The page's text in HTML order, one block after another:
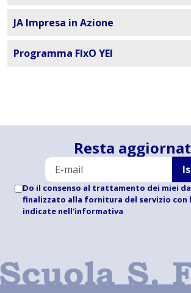
JA Impresa in Azione
Programma FIxO YEI
Resta
Do il consenso al trattamento dei miei
finalizzato alla fornitura del servizio con
indicate nell'informativa